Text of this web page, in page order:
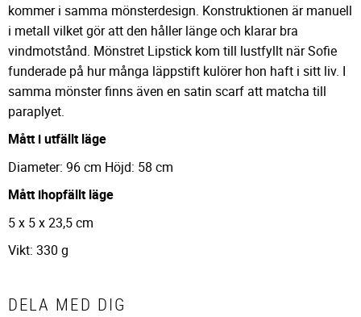
kommer i samma mönsterdesign. Konstruktionen är manuell
i metall vilket gör att den håller länge och klarar bra
vindmotstånd. Mönstret Lipstick kom till lustfyllt när Sofie
funderade på hur många läppstift kulörer hon haft i sitt liv. I
samma mönster finns även en satin scarf att matcha till
paraplyet.
Mått i utfällt läge
Diameter: 96 cm Höjd: 58 cm
Mått ihopfällt läge
5 x 5 x 23,5 cm
Vikt: 330 g
DELA MED DIG